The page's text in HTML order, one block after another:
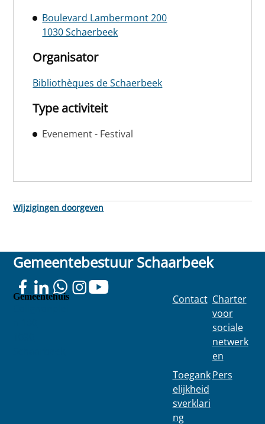
Boulevard Lambermont 200
1030 Schaerbeek
Organisator
Bibliothèques de Schaerbeek
Type activiteit
Evenement - Festival
Wijzigingen doorgeven
Gemeentebestuur Schaarbeek
Gemeentehuis Contact
Toegank
elijkheid
sverklari
ng
Charter
voor
sociale
netwerk
en
Pers